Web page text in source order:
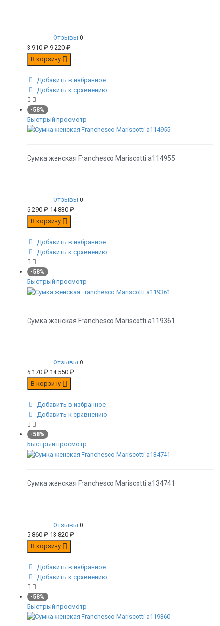
Отзывы 0
3 910 ₽ 9 220 ₽
В корзину
Добавить в избранное
Добавить к сравнению
-58%
Быстрый просмотр
Сумка женская Franchesco Mariscotti а114955
Отзывы 0
6 290 ₽ 14 830 ₽
В корзину
Добавить в избранное
Добавить к сравнению
-58%
Быстрый просмотр
Сумка женская Franchesco Mariscotti а119361
Отзывы 0
6 170 ₽ 14 550 ₽
В корзину
Добавить в избранное
Добавить к сравнению
-58%
Быстрый просмотр
Сумка женская Franchesco Mariscotti а134741
Отзывы 0
5 860 ₽ 13 820 ₽
В корзину
Добавить в избранное
Добавить к сравнению
-58%
Быстрый просмотр